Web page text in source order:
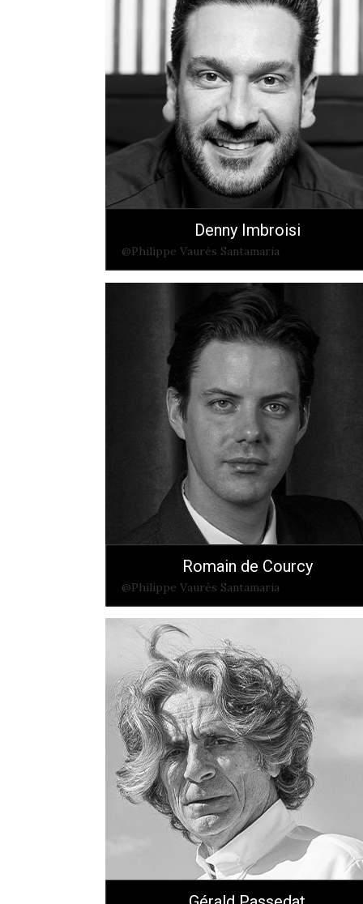
Denny Imbroisi
@Philippe Vaurès Santamaria
Romain de Courcy
@Philippe Vaurès Santamaria